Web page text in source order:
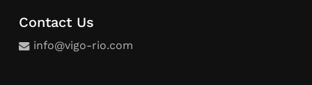
Contact Us
info@vigo-rio.com